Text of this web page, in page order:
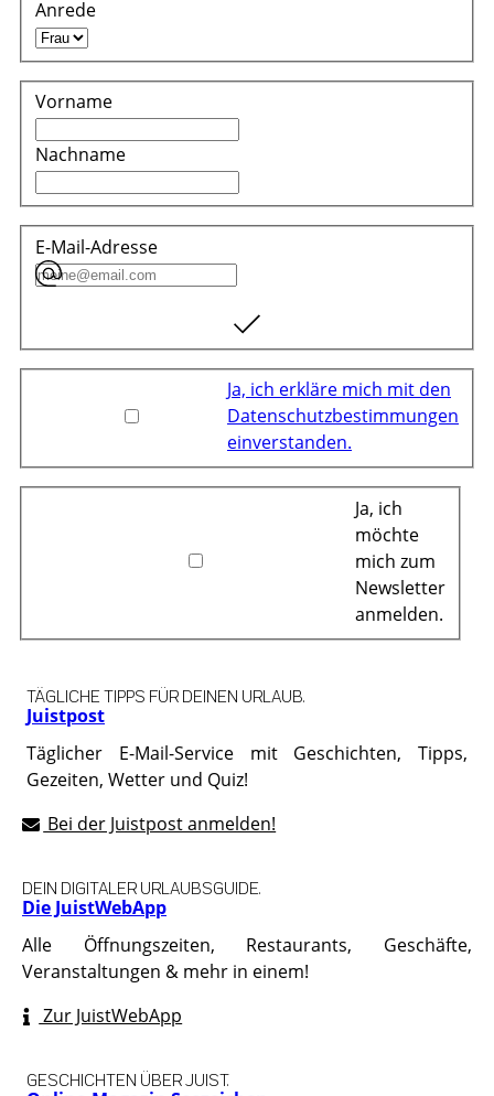
Anrede
Vorname
Nachname
E-Mail-Adresse
Ja, ich erkläre mich mit den
Datenschutzbestimmungen
einverstanden.
Ja, ich
möchte
mich zum
Newsletter
anmelden.
Juistpost
TÄGLICHE TIPPS FÜR DEINEN URLAUB.
Täglicher E-Mail-Service mit Geschichten, Tipps,
Gezeiten, Wetter und Quiz!
Bei der Juistpost anmelden!
Die JuistWebApp
DEIN DIGITALER URLAUBSGUIDE.
Alle Öffnungszeiten, Restaurants, Geschäfte,
Veranstaltungen & mehr in einem!
Zur JuistWebApp
GESCHICHTEN ÜBER JUIST.